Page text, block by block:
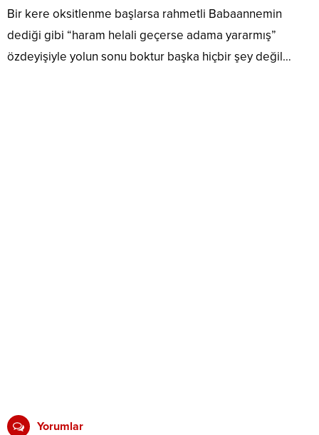
Bir kere oksitlenme başlarsa rahmetli Babaannemin
dediği gibi “haram helali geçerse adama yararmış”
özdeyişiyle yolun sonu boktur başka hiçbir şey değil…
Yorumlar